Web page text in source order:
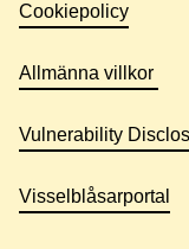
Cookiepolicy
Allmänna villkor
Vulnerability
Visselblåsarportal